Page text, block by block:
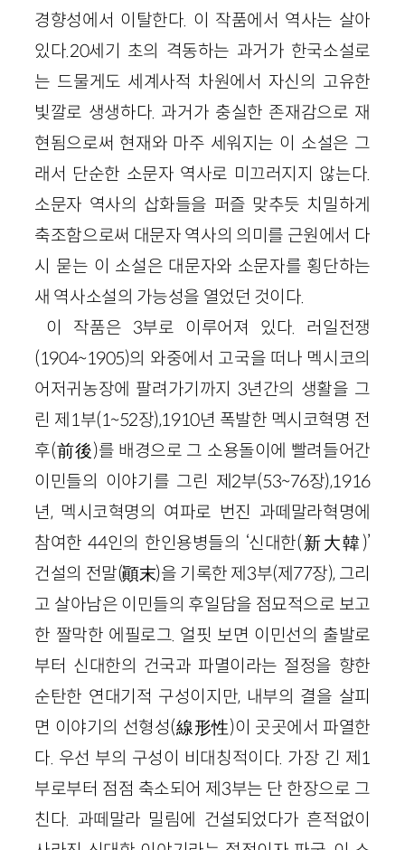
경향성에서 이탈한다. 이 작품에서 역사는 살아
있다.20세기 초의 격동하는 과거가 한국소설로
는 드물게도 세계사적 차원에서 자신의 고유한
빛깔로 생생하다. 과거가 충실한 존재감으로 재
현됨으로써 현재와 마주 세워지는 이 소설은 그
래서 단순한 소문자 역사로 미끄러지지 않는다.
소문자 역사의 삽화들을 퍼즐 맞추듯 치밀하게
축조함으로써 대문자 역사의 의미를 근원에서 다
시 묻는 이 소설은 대문자와 소문자를 횡단하는
새 역사소설의 가능성을 열었던 것이다.
이 작품은 3부로 이루어져 있다. 러일전쟁
(1904~1905)의 와중에서 고국을 떠나 멕시코의
어저귀농장에 팔려가기까지 3년간의 생활을 그
린 제1부(1~52장),1910년 폭발한 멕시코혁명 전
후(前後)를 배경으로 그 소용돌이에 빨려들어간
이민들의 이야기를 그린 제2부(53~76장),1916
년, 멕시코혁명의 여파로 번진 과떼말라혁명에
참여한 44인의 한인용병들의 ‘신대한(新大韓)’
건설의 전말(顚末)을 기록한 제3부(제77장), 그리
고 살아남은 이민들의 후일담을 점묘적으로 보고
한 짤막한 에필로그. 얼핏 보면 이민선의 출발로
부터 신대한의 건국과 파멸이라는 절정을 향한
순탄한 연대기적 구성이지만, 내부의 결을 살피
면 이야기의 선형성(線形性)이 곳곳에서 파열한
다. 우선 부의 구성이 비대칭적이다. 가장 긴 제1
부로부터 점점 축소되어 제3부는 단 한장으로 그
친다. 과떼말라 밀림에 건설되었다가 흔적없이